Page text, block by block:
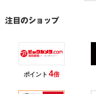
ポイント4倍